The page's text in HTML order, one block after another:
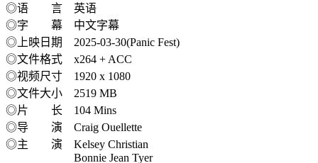
◎语 言 英语
◎字 幕 中文字幕
◎上映日期 2025-03-30(Panic Fest)
◎文件格式 x264 + ACC
◎视频尺寸 1920 x 1080
◎文件大小 2519 MB
◎片 长 104 Mins
◎导 演 Craig Ouellette
◎主 演 Kelsey Christian
Bonnie Jean Tyer